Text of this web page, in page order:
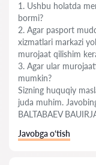
1. Ushbu holatda
bormi?
2. Agar pasport
xizmatlari markazi
murojaat qilishim
3. Agar ular
mumkin?
Sizning huquqiy
juda muhim.
BALTABAEV
Javobga o‘tish